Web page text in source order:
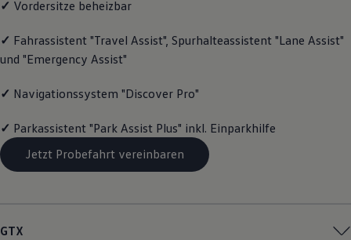
Motorenöl und Flüssigkeiten
Pannen- und Unfallhilfe
Economy Service
Volkswagen Teile
Modellspezifisches Zubehör
Transport
Entertainment und Elektronik
Individualisieren
Wallbox und Ladekabel
✓ Vordersitze beheizbar
✓ Fahrassistent "Travel Assist", Spurhalteassistent "Lane Assist"
und "Emergency Assist"
✓ Navigationssystem "Discover Pro"
✓ Parkassistent "Park Assist Plus" inkl. Einparkhilfe
Jetzt Probefahrt vereinbaren
GTX